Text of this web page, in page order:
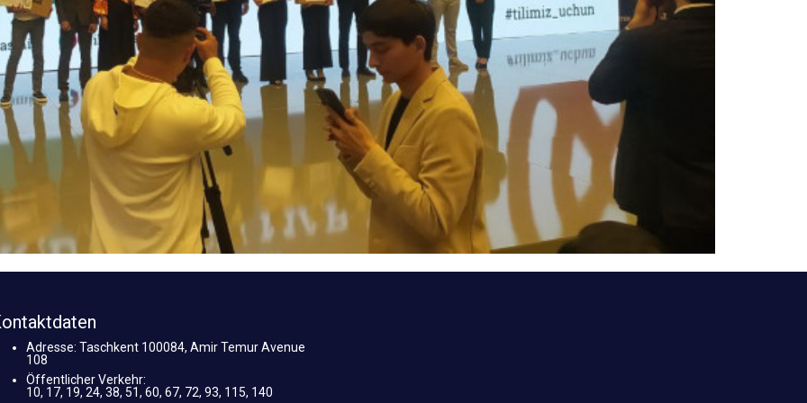
Adresse: Taschkent 100084, Amir Temur Avenue
108
Öffentlicher Verkehr:
10, 17, 19, 24, 38, 51, 60, 67, 72, 93, 115, 140